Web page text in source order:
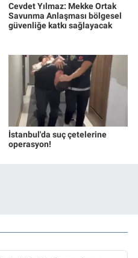
Cevdet Yılmaz: Mekke Ortak
Savunma Anlaşması bölgesel
güvenliğe katkı sağlayacak
İstanbul'da suç çetelerine
operasyon!